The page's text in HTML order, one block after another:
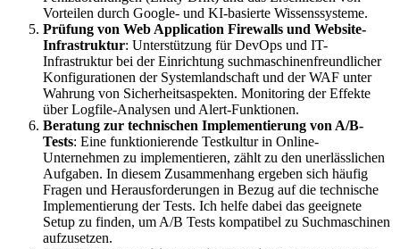
Vorteilen durch Google- und KI-basierte Wissenssysteme.
Prüfung von Web Application Firewalls und Website-
Infrastruktur: Unterstützung für DevOps und IT-
Infrastruktur bei der Einrichtung suchmaschinenfreundlicher
Konfigurationen der Systemlandschaft und der WAF unter
Wahrung von Sicherheitsaspekten. Monitoring der Effekte
über Logfile-Analysen und Alert-Funktionen.
Beratung zur technischen Implementierung von A/B-
Tests: Eine funktionierende Testkultur in Online-
Unternehmen zu implementieren, zählt zu den unerlässlichen
Aufgaben. In diesem Zusammenhang ergeben sich häufig
Fragen und Herausforderungen in Bezug auf die technische
Implementierung der Tests. Ich helfe dabei das geeignete
Setup zu finden, um A/B Tests kompatibel zu Suchmaschinen
aufzusetzen.